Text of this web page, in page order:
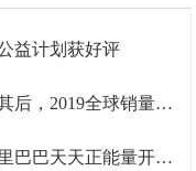
益计划获好评
2019全球销量大一览
你”活动，奖励抗“疫”一线的普通人